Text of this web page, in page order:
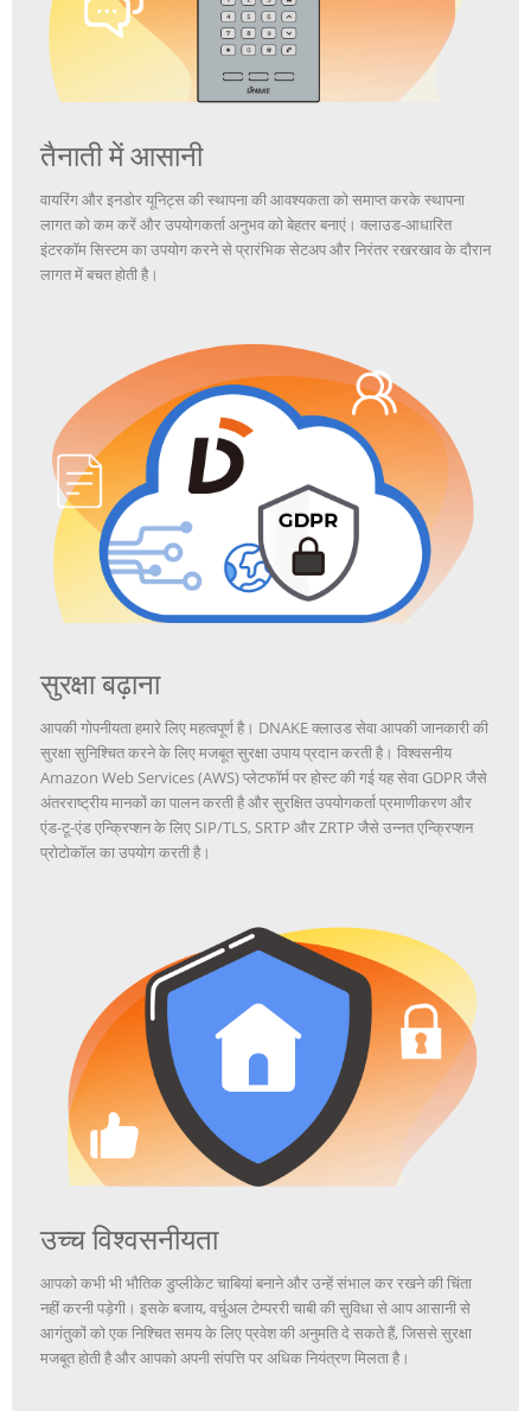
तैनाती में आसानी
वायरिंग और इनडोर यूनिट्स की स्थापना की आवश्यकता को समाप्त करके स्थापना
लागत को कम करें और उपयोगकर्ता अनुभव को बेहतर बनाएं। क्लाउड-आधारित
इंटरकॉम सिस्टम का उपयोग करने से प्रारंभिक सेटअप और निरंतर रखरखाव के दौरान
लागत में बचत होती है।
सुरक्षा बढ़ाना
आपकी गोपनीयता हमारे लिए महत्वपूर्ण है। DNAKE क्लाउड सेवा आपकी जानकारी की
सुरक्षा सुनिश्चित करने के लिए मजबूत सुरक्षा उपाय प्रदान करती है। विश्वसनीय
Amazon Web Services (AWS) प्लेटफॉर्म पर होस्ट की गई यह सेवा GDPR जैसे
अंतरराष्ट्रीय मानकों का पालन करती है और सुरक्षित उपयोगकर्ता प्रमाणीकरण और
एंड-टू-एंड एन्क्रिप्शन के लिए SIP/TLS, SRTP और ZRTP जैसे उन्नत एन्क्रिप्शन
प्रोटोकॉल का उपयोग करती है।
उच्च विश्वसनीयता
आपको कभी भी भौतिक डुप्लीकेट चाबियां बनाने और उन्हें संभाल कर रखने की चिंता
नहीं करनी पड़ेगी। इसके बजाय, वर्चुअल टेम्पररी चाबी की सुविधा से आप आसानी से
आगंतुकों को एक निश्चित समय के लिए प्रवेश की अनुमति दे सकते हैं, जिससे सुरक्षा
मजबूत होती है और आपको अपनी संपत्ति पर अधिक नियंत्रण मिलता है।